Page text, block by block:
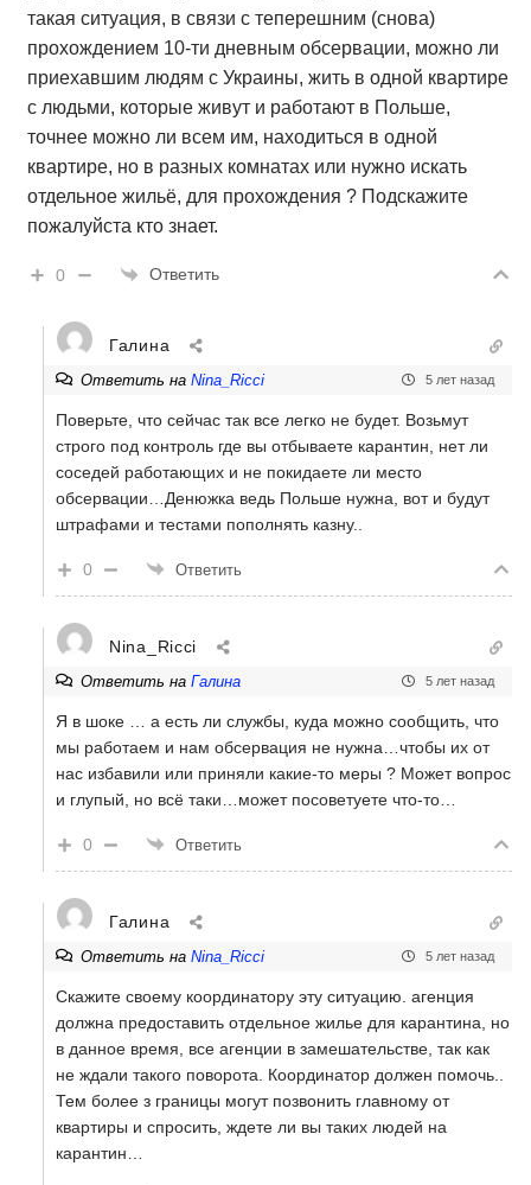
такая ситуация, в связи с теперешним (снова)
прохождением 10-ти дневным обсервации, можно ли
приехавшим людям с Украины, жить в одной квартире
с людьми, которые живут и работают в Польше,
точнее можно ли всем им, находиться в одной
квартире, но в разных комнатах или нужно искать
отдельное жильё, для прохождения ? Подскажите
пожалуйста кто знает.
0 Ответить
Галина
Ответить на Nina_Ricci 5 лет назад
Поверьте, что сейчас так все легко не будет. Возьмут
строго под контроль где вы отбываете карантин, нет ли
соседей работающих и не покидаете ли место
обсервации…Денюжка ведь Польше нужна, вот и будут
штрафами и тестами пополнять казну..
0 Ответить
Nina_Ricci
Ответить на Галина 5 лет назад
Я в шоке … а есть ли службы, куда можно сообщить, что
мы работаем и нам обсервация не нужна…чтобы их от
нас избавили или приняли какие-то меры ? Может вопрос
и глупый, но всё таки…может посоветуете что-то…
0 Ответить
Галина
Ответить на Nina_Ricci 5 лет назад
Скажите своему координатору эту ситуацию. агенция
должна предоставить отдельное жилье для карантина, но
в данное время, все агенции в замешательстве, так как
не ждали такого поворота. Координатор должен помочь..
Тем более з границы могут позвонить главному от
квартиры и спросить, ждете ли вы таких людей на
карантин…